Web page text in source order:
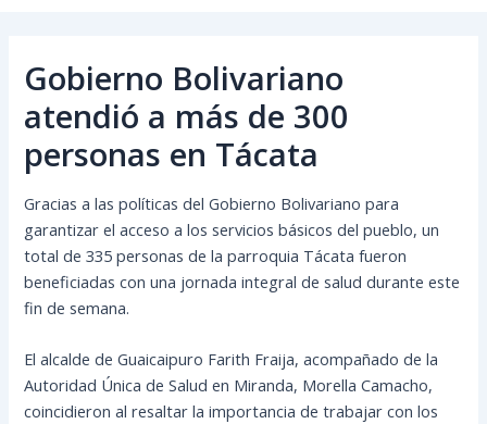
Gobierno Bolivariano
atendió a más de 300
personas en Tácata
Gracias a las políticas del Gobierno Bolivariano para
garantizar el acceso a los servicios básicos del pueblo, un
total de 335 personas de la parroquia Tácata fueron
beneficiadas con una jornada integral de salud durante este
fin de semana.
El alcalde de Guaicaipuro Farith Fraija, acompañado de la
Autoridad Única de Salud en Miranda, Morella Camacho,
coincidieron al resaltar la importancia de trabajar con los